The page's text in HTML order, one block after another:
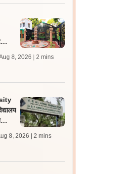
8, 2026
| 2 mins
8, 2026
| 2 mins